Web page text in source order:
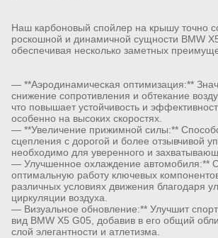
Наш карбоновый спойлер на крышу точно
роскошной и динамичной сущности BMW
обеспечивая несколько заметных
— **Аэродинамическая оптимизация:**
снижение сопротивления и обтекание
что повышает устойчивость и
особенно на высоких скоростях.
— **Увеличение прижимной силы:**
сцепления с дорогой и более отзывчивой
необходимо для уверенного и
— Улучшенное охлаждение автомобиля:**
оптимальную работу ключевых
различных условиях движения благодаря
циркуляции воздуха.
— Визуальное обновление:** Улучшит
вид BMW X5 G05, добавив в его общий
слой элегантности и атлетизма.